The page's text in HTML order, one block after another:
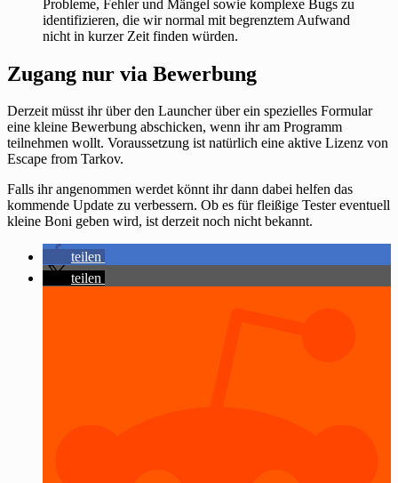
Probleme, Fehler und Mängel sowie komplexe Bugs zu
identifizieren, die wir normal mit begrenztem Aufwand
nicht in kurzer Zeit finden würden.
Zugang nur via Bewerbung
Derzeit müsst ihr über den Launcher über ein spezielles Formular
eine kleine Bewerbung abschicken, wenn ihr am Programm
teilnehmen wollt. Voraussetzung ist natürlich eine aktive Lizenz von
Escape from Tarkov.
Falls ihr angenommen werdet könnt ihr dann dabei helfen das
kommende Update zu verbessern. Ob es für fleißige Tester eventuell
kleine Boni geben wird, ist derzeit noch nicht bekannt.
teilen
teilen